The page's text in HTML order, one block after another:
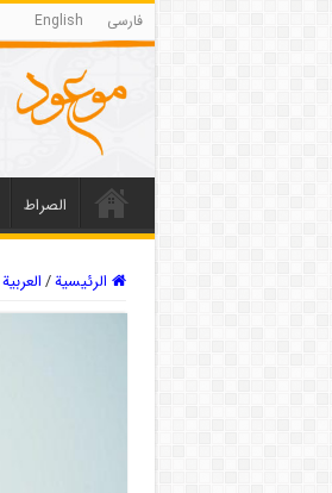
فارسی English
الصراط
الرئيسية/العربیة